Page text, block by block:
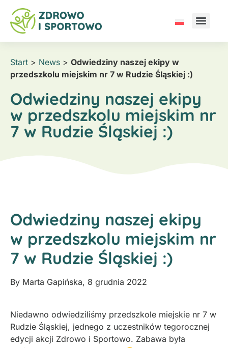
Start > News > Odwiedziny naszej ekipy w
przedszkolu miejskim nr 7 w Rudzie Śląskiej :)
Odwiedziny naszej ekipy
w przedszkolu miejskim nr
7 w Rudzie Śląskiej :)
Odwiedziny naszej ekipy
w przedszkolu miejskim nr
7 w Rudzie Śląskiej :)
By Marta Gapińska, 8 grudnia 2022
Niedawno odwiedziliśmy przedszkole miejskie nr 7 w
Rudzie Śląskiej, jednego z uczestników tegorocznej
edycji akcji Zdrowo i Sportowo. Zabawa była